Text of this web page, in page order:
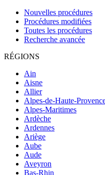
Nouvelles procédures
Procédures modifiées
Toutes les procédures
Recherche avancée
RÉGIONS
Ain
Aisne
Allier
Alpes-de-Haute-
Alpes-Maritimes
Ardèche
Ardennes
Ariège
Aube
Aude
Aveyron
Bas-Rhin